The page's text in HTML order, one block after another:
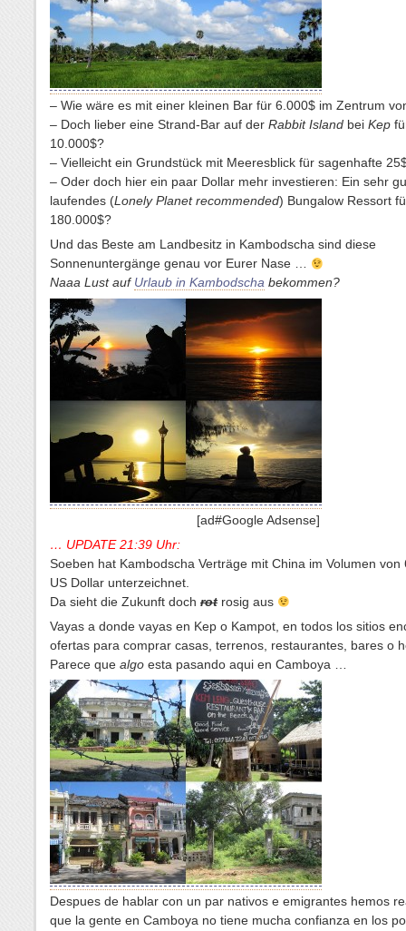
– Wie wäre es mit einer kleinen Bar für 6.000$ im Zentrum
– Doch lieber eine Strand-Bar auf der Rabbit Island bei Kep
10.000$?
– Vielleicht ein Grundstück mit Meeresblick für sagenhafte
– Oder doch hier ein paar Dollar mehr investieren: Ein sehr
laufendes (Lonely Planet recommended) Bungalow Ressort
180.000$?
Und das Beste am Landbesitz in Kambodscha sind diese
Sonnenuntergänge genau vor Eurer Nase …
Naaa Lust auf Urlaub in Kambodscha bekommen?
[ad#Google Adsense]
… UPDATE 21:39 Uhr:
Soeben hat Kambodscha Verträge mit China im Volumen von
US Dollar unterzeichnet.
Da sieht die Zukunft doch rot rosig aus
Vayas a donde vayas en Kep o Kampot, en todos los sitios
ofertas para comprar casas, terrenos, restaurantes, bares o
Parece que algo esta pasando aqui en Camboya …
Despues de hablar con un par nativos e emigrantes hemos
que la gente en Camboya no tiene mucha confianza en los